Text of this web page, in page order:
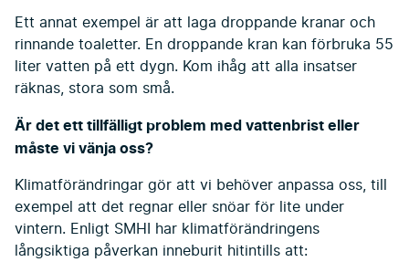
Ett annat exempel är att laga droppande kranar och
rinnande toaletter. En droppande kran kan förbruka 55
liter vatten på ett dygn. Kom ihåg att alla insatser
räknas, stora som små.
Är det ett tillfälligt problem med vattenbrist eller
måste vi vänja oss?
Klimatförändringar gör att vi behöver anpassa oss, till
exempel att det regnar eller snöar för lite under
vintern. Enligt SMHI har klimatförändringens
långsiktiga påverkan inneburit hitintills att: